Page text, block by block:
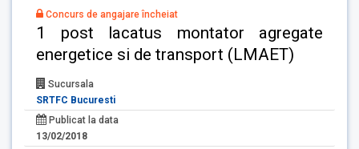
Concurs de angajare încheiat
1 post lacatus montator agregate
energetice si de transport (LMAET)
Sucursala
SRTFC Bucuresti
Publicat la data
13/02/2018